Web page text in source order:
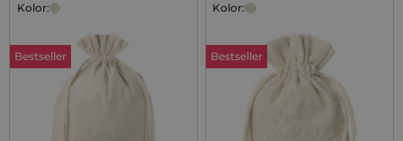
Kolor:
Bestseller
Kolor:
Bestseller